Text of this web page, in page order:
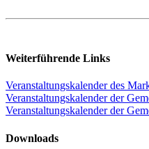
Weiterführende Links
Veranstaltungskalender des
Veranstaltungskalender der
Veranstaltungskalender der
Downloads